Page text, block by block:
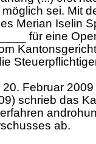
sei. Mit
Merian Iselin
für eine
Februar
schrieb das
ab.